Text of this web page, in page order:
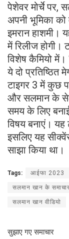
पेशेवर मोर्चे पर,
अपनी भूमिका
इमरान हाशमी।
में रिलीज
विशेष कैमियो में।
ये दो प्रतिष्ठित
टाइगर 3 में कुछ
और सलमान के
समय के लिए
विषय बनाएं। यह
इसलिए यह
साझा किया था।
Tags: आईफा 2023
सलमान खान के
सलमान खान वीडियो